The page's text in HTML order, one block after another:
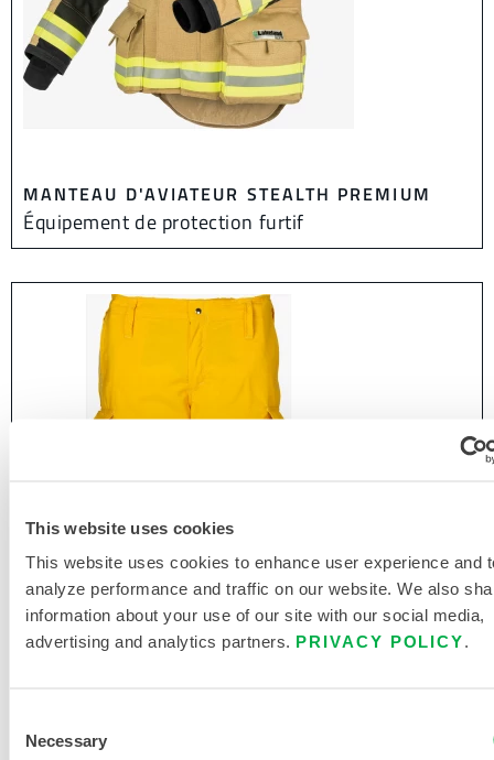
This website uses cookies
This website uses cookies to enhance user experience and
analyze performance and traffic on our website. We also
information about your use of our site with our social media,
advertising and analytics partners. PRIVACY POLICY.
Selection
Necessary
MANTEAU D'AVIATEUR STEALTH PREMIUM
Équipement de protection furtif
PANTALON WILDLAND FIRE